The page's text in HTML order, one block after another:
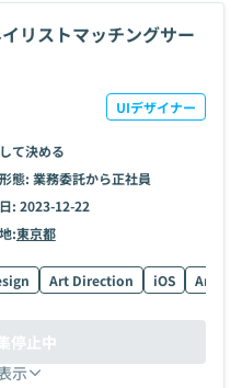
リストマッチングサー
UIデザイナー
て決める
態: 業務委託から正社員
: 2023-12-22
:東京都
Art Direction iOS
示
停止中